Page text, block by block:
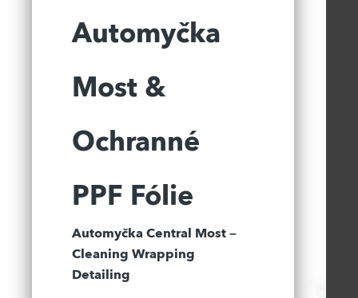
Automyčka
Most &
Ochranné
PPF Fólie
Automyčka Central Most –
Cleaning Wrapping
Detailing